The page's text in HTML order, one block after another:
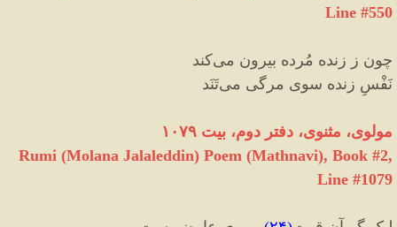
Line #550
چون ز زنده مُرده بیرون می‌کند
نَفْسِ زنده سوی مرگی می‌تَنَد
مولوی، مثنوی، دفتر دوم، بیت ۱۰۷۹
Rumi (Molana Jalaleddin) Poem (Mathnavi), Book #2,
Line #1079